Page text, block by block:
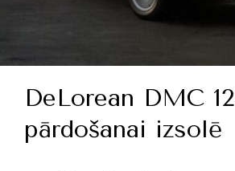
DeLorean DMC 12
pārdošanai izsolē